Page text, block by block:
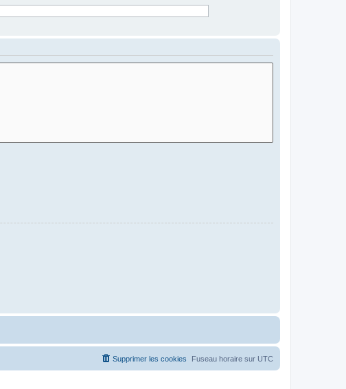
Fuseau horaire sur UTC
Supprimer les cookies